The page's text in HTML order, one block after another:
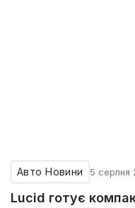
Авто Новини 5 серпня
Lucid готує